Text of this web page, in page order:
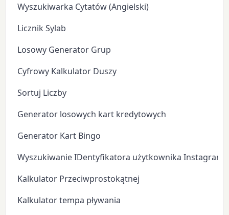
Wyszukiwarka Cytatów (Angielski)
Licznik Sylab
Losowy Generator Grup
Cyfrowy Kalkulator Duszy
Sortuj Liczby
Generator losowych kart kredytowych
Generator Kart Bingo
Wyszukiwanie IDentyfikatora użytkownika Instagram
Kalkulator Przeciwprostokątnej
Kalkulator tempa pływania